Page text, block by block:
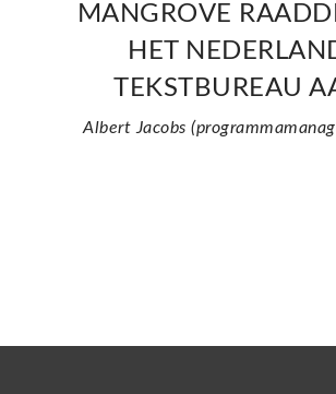
MANGROVE
HET
TEKSTBUREAU
Albert Jacobs